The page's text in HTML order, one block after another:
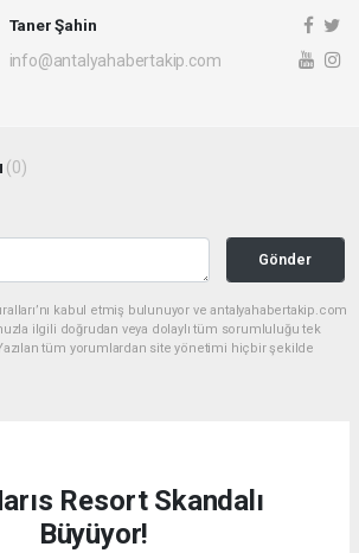
Taner Şahin
info@antalyahabertakip.com
(0)
Gönder
kabul etmiş bulunuyor ve antalyahabertakip.com
ilgili doğrudan veya dolaylı tüm sorumluluğu tek
tüm yorumlardan site yönetimi hiçbir şekilde
Resort Skandalı
Büyüyor!